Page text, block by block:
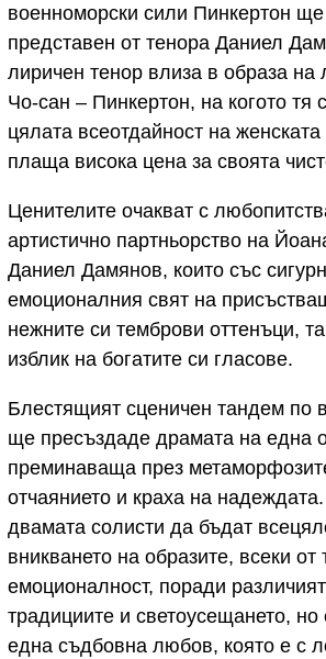
военноморски сили Пинкертон
представен от тенора Даниел
лиричен тенор влиза в образа
Чо-сан – Пинкертон, на когото тя
цялата всеотдайност на
плаща висока цена за своята
Ценителите очакват с
артистично партньорство на
Даниел Дамянов, които със
емоционалния свят на
нежните си темброви оттенъци,
изблик на богатите си гласове.
Блестящият сценичен тандем по
ще пресъздаде драмата на една
преминаваща през
отчаянието и краха на
двамата солисти да бъдат
вникването на образите, всеки от
емоционалност, поради
традициите и светоусещането, но
една съдбовна любов, която е с